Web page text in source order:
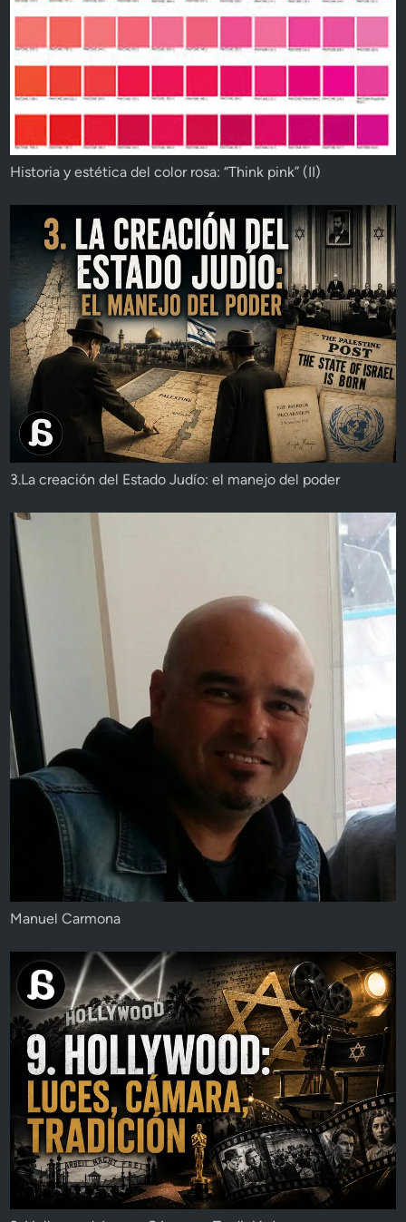
Historia y estética del color rosa: “Think pink” (II)
3.La creación del Estado Judío: el manejo del poder
Manuel Carmona